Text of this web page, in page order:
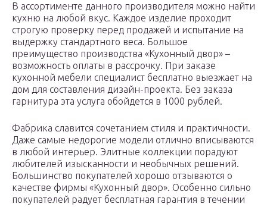
В ассортименте данного производителя можно найти
кухню на любой вкус. Каждое изделие проходит
строгую проверку перед продажей и испытание на
выдержку стандартного веса. Большое
преимущество производства «Кухонный двор» –
возможность оплаты в рассрочку. При заказе
кухонной мебели специалист бесплатно выезжает на
дом для составления дизайн-проекта. Без заказа
гарнитура эта услуга обойдется в 1000 рублей.
Фабрика славится сочетанием стиля и практичности.
Даже самые недорогие модели отлично вписываются
в любой интерьер. Элитные коллекции порадуют
любителей изысканности и необычных решений.
Большинство покупателей хорошо отзываются о
качестве фирмы «Кухонный двор». Особенно сильно
покупателей радует бесплатная гарантия в течении